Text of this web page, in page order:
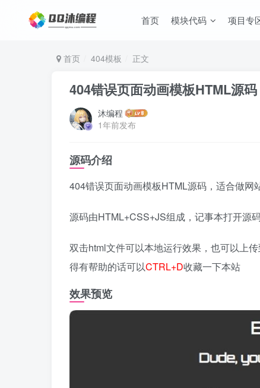
首页 模块代码 项目专
首页 404模板 正文
404错误页面动画模板HTML源码
沐编程
1年前发布
源码介绍
404错误页面动画模板HTML源码，适合做网
源码由HTML+CSS+JS组成，记事本打开源
双击html文件可以本地运行效果，也可以上
得有帮助的话可以CTRL+D收藏一下本站
效果预览